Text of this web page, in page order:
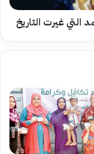
التي غيرت التاريخ